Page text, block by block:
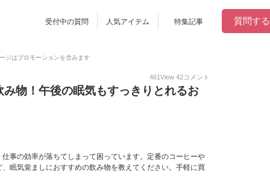
受付中の質問 人気アイテム 特集記事 質問する
ジはプロモーションを含みます
461View 42コメント
物！午後の眠気もすっきりとれるお
事の効率が落ちてしまって困っています。定番のコーヒーや
眠気覚ましにおすすめの飲み物を教えてください。手軽に買